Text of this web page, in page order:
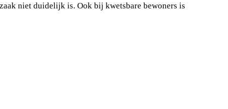
niet duidelijk is. Ook bij kwetsbare bewoners is